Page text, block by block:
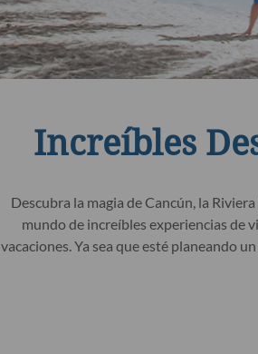
Increíbles
Descubra la magia de Cancún, la
mundo de increíbles experiencias de
vacaciones. Ya sea que esté planeando